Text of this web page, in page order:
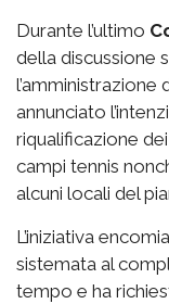
Durante l’ultimo
della discussione
l’amministrazione
annunciato
riqualificazione
campi tennis
alcuni locali del
L’iniziativa
sistemata al
tempo e ha